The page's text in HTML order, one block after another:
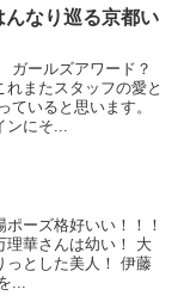
んなり巡る京都い
ガールズアワード？
またスタッフの愛と
いると思います。
にそ...
ーズ格好いい！！！
理華さんは幼い！ 大
っとした美人！ 伊藤
...